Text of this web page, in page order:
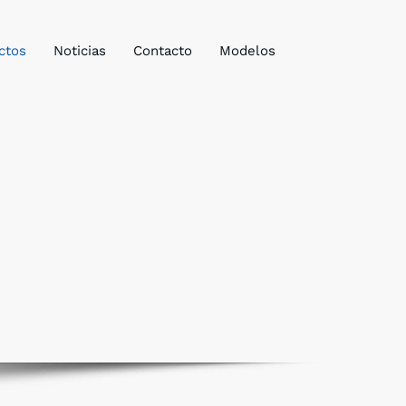
Noticias Contacto Modelos